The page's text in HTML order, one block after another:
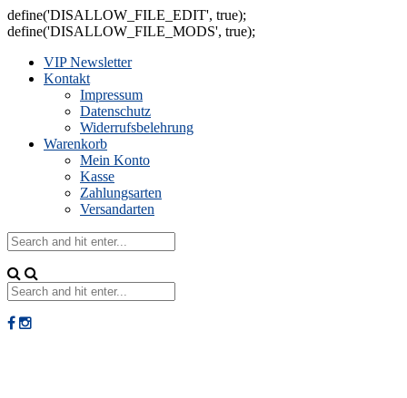
define('DISALLOW_FILE_EDIT', true);
define('DISALLOW_FILE_MODS', true);
VIP Newsletter
Kontakt
Impressum
Datenschutz
Widerrufsbelehrung
Warenkorb
Mein Konto
Kasse
Zahlungsarten
Versandarten